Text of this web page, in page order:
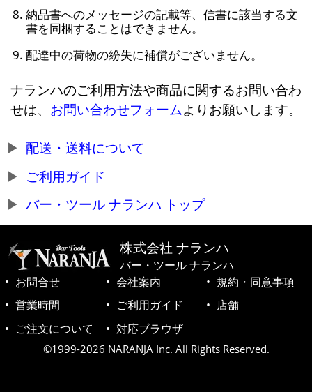
納品書へのメッセージの記載等、信書に該当する文
書を同梱することはできません。
配達中の荷物の紛失に補償がございません。
ナランハのご利用方法や商品に関するお問い合わ
せは、 お問い合わせフォームよりお願いします。
配送・送料について
ご利用ガイド
バー・ツール ナランハ トップ
株式会社 ナランハ
バー・ツール ナランハ
お問合せ
会社案内
規約・同意事項
営業時間
ご利用ガイド
店舗
ご注文について
対応ブラウザ
©1999-2026 NARANJA Inc. All Rights Reserved.